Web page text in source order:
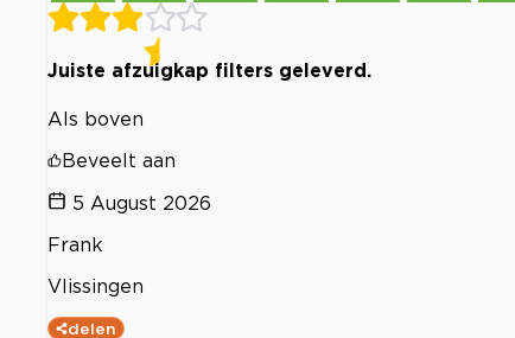
Juiste afzuigkap filters geleverd.
Als boven
Beveelt aan
5 August 2026
Frank
Vlissingen
delen